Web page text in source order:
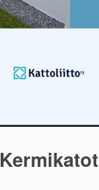
Kermikatot